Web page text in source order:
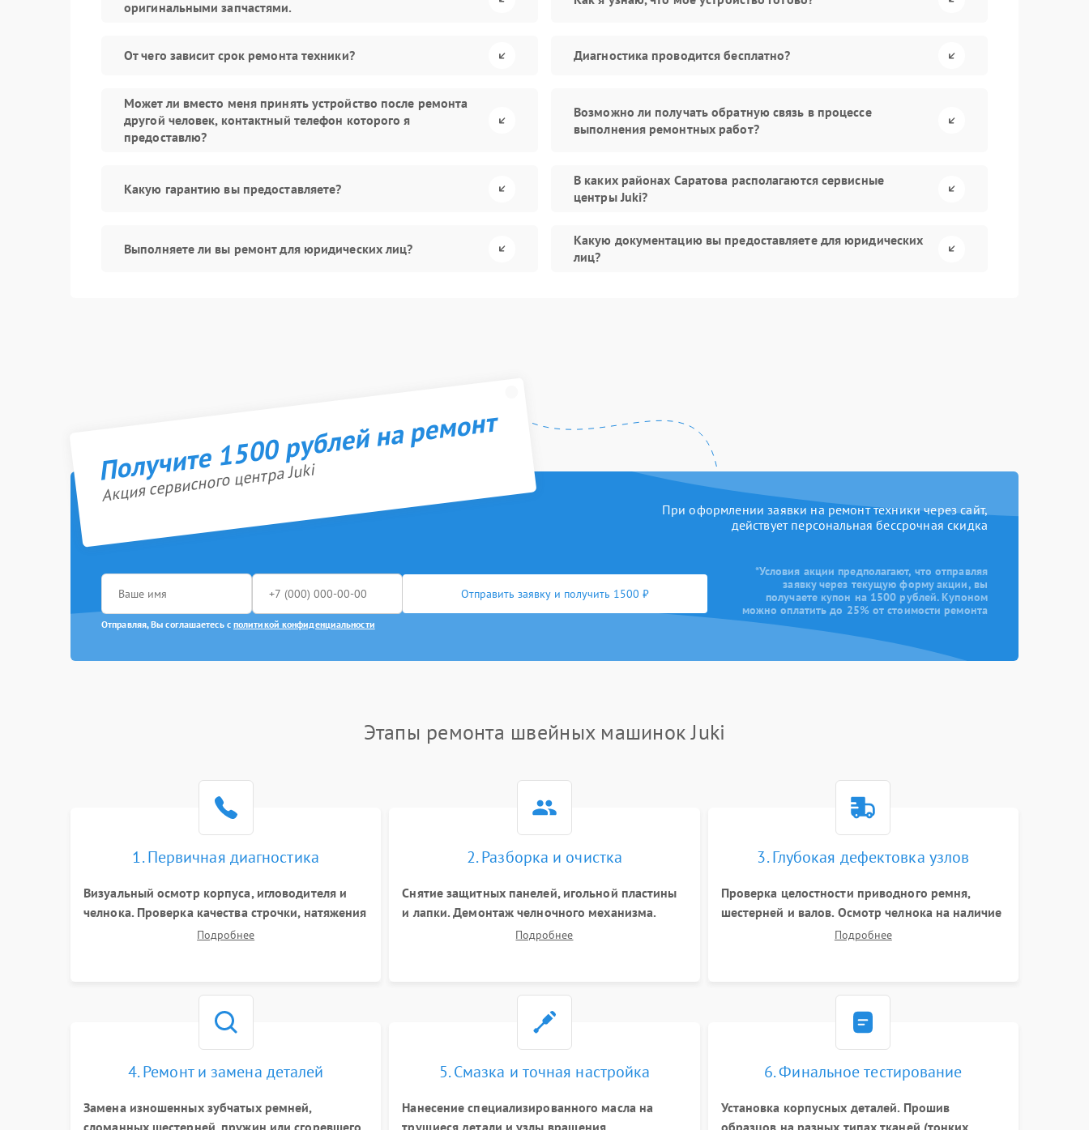
оригинальными запчастями.
От чего зависит срок ремонта техники? Диагностика проводится бесплатно?
Может ли вместо меня принять устройство после ремонта
другой человек, контактный телефон которого я
предоставлю?
Возможно ли получать обратную связь в процессе
выполнения ремонтных работ?
Какую гарантию вы предоставляете?
В каких районах Саратова располагаются сервисные
центры Juki?
Выполняете ли вы ремонт для юридических лиц?
Какую документацию вы предоставляете для юридических
лиц?
Получите 1500 рублей на ремонт
Акция сервисного центра Juki
При оформлении заявки на ремонт техники через сайт,
действует персональная бессрочная скидка
Отправить заявку и получить 1500 ₽
Отправляя, Вы соглашаетесь с политикой конфиденциальности
*Условия акции предполагают, что отправляя
заявку через текущую форму акции, вы
получаете купон на 1500 рублей. Купоном
можно оплатить до 25% от стоимости ремонта
Этапы ремонта швейных машинок Juki
1. Первичная диагностика
Визуальный осмотр корпуса, игловодителя и
челнока. Проверка качества строчки, натяжения
нитей и работы педали. Выявление
Подробнее
2. Разборка и очистка
Снятие защитных панелей, игольной пластины
и лапки. Демонтаж челночного механизма.
Тщательная очистка внутренних узлов от
Подробнее
3. Глубокая дефектовка узлов
Проверка целостности приводного ремня,
шестерней и валов. Осмотр челнока на наличие
заусенцев и царапин. Диагностика
Подробнее
4. Ремонт и замена деталей
Замена изношенных зубчатых ремней,
сломанных шестерней, пружин или сгоревшего
5. Смазка и точная настройка
Нанесение специализированного масла на
трущиеся детали и узлы вращения.
6. Финальное тестирование
Установка корпусных деталей. Прошив
образцов на разных типах тканей (тонких,